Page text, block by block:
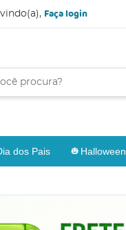
Faça login
dos Pais Halloween